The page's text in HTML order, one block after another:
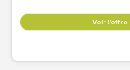
Voir l'offre